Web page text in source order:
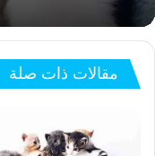
مقالات ذات صلة